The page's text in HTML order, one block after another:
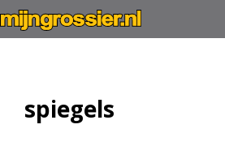
spiegels